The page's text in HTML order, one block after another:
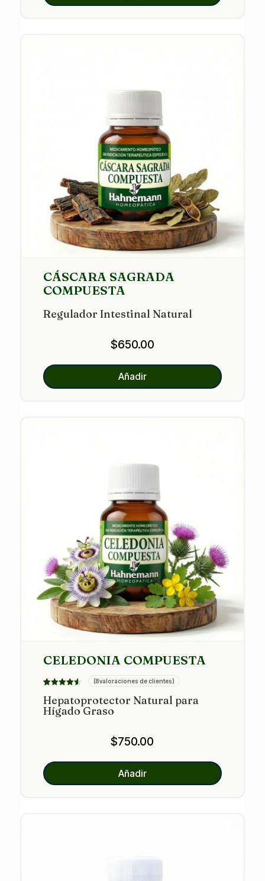
CÁSCARA SAGRADA
COMPUESTA
Regulador Intestinal Natural
$650.00
Añadir
CELEDONIA COMPUESTA
con
4.50
de 5 en
(8valoraciones de clientes)
Hepatoprotector Natural para
Hígado Graso
$750.00
Añadir